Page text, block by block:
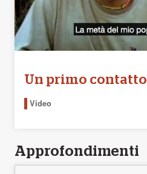
Un primo
Video
Approfondimenti